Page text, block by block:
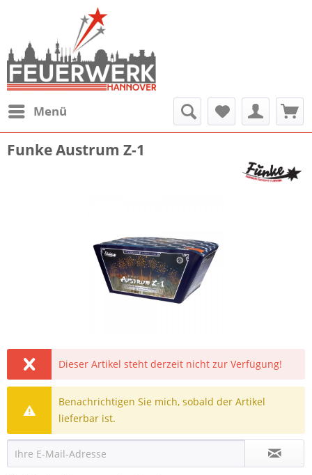
Menü
Funke Austrum Z-1
Dieser Artikel steht derzeit nicht zur Verfügung!
Benachrichtigen Sie mich, sobald der Artikel
lieferbar ist.